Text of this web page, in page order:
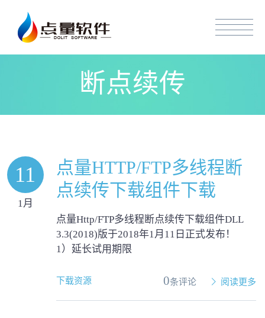
断点续传
11
1月
点量HTTP/FTP多线程断
点续传下载组件下载
点量Http/FTP多线程断点续传下载组件DLL
3.3(2018)版于2018年1月11日正式发布！
1）延长试用期限
下载资源 0条评论 阅读更多